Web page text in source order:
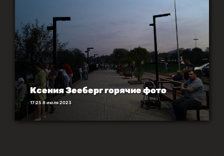
Ксения Зееберг горячие фото
17:25 8 июля 2023